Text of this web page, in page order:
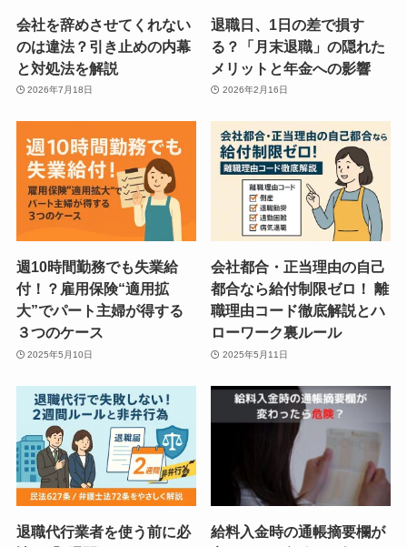
会社を辞めさせてくれない
のは違法？引き止めの内幕
と対処法を解説
2026年7月18日
退職日、1日の差で損す
る？「月末退職」の隠れた
メリットと年金への影響
2026年2月16日
週10時間勤務でも失業給
付！？雇用保険“適用拡
大”でパート主婦が得する
３つのケース
2025年5月10日
会社都合・正当理由の自己
都合なら給付制限ゼロ！ 離
職理由コード徹底解説とハ
ローワーク裏ルール
2025年5月11日
退職代行業者を使う前に必
給料入金時の通帳摘要欄が